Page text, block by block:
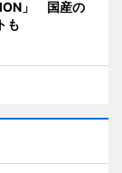
」 国産の
も